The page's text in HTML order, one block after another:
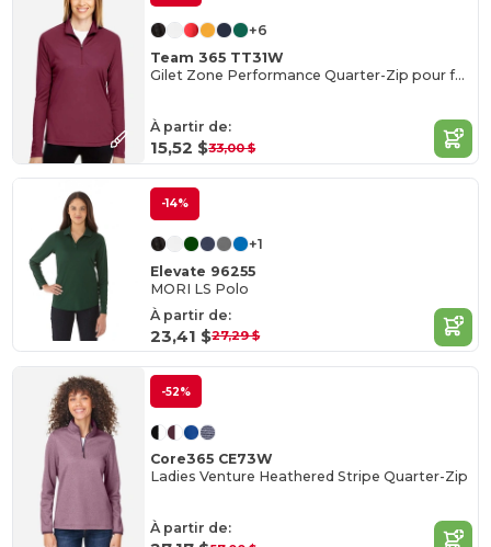
+6
Team 365 TT31W
Gilet Zone Performance Quarter-Zip pour femme
À partir de:
15,52 $33,00 $
-14%
+1
Elevate 96255
MORI LS Polo
À partir de:
23,41 $27,29 $
-52%
Core365 CE73W
Ladies Venture Heathered Stripe Quarter-Zip
À partir de: